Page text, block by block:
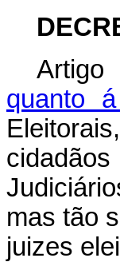
quanto
mas tão
juizes